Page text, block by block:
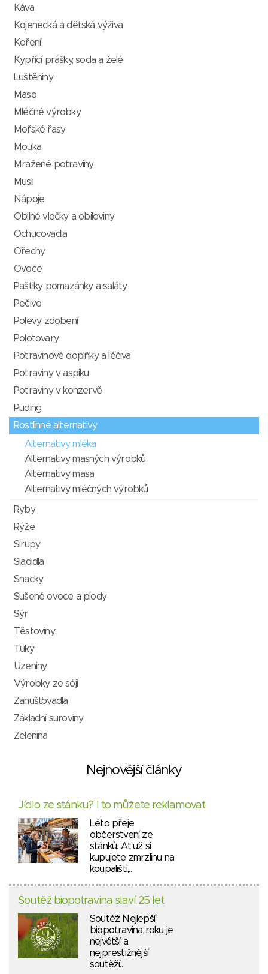
Káva
Kojenecká a dětská výživa
Koření
Kypřící prášky, soda a želé
Luštěniny
Maso
Mléčné výrobky
Mořské řasy
Mouka
Mražené potraviny
Müsli
Nápoje
Obilné vločky a obiloviny
Ochucovadla
Ořechy
Ovoce
Paštiky, pomazánky a saláty
Pečivo
Polevy, zdobení
Polotovary
Potravinové doplňky a léčiva
Potraviny v aspiku
Potraviny v konzervě
Puding
Rostlinné alternativy
Alternativy mléka
Alternativy masných výrobků
Alternativy masa
Alternativy mléčných výrobků
Ryby
Rýže
Sirupy
Sladidla
Snacky
Sušené ovoce a plody
Sýr
Těstoviny
Tuky
Uzeniny
Výrobky ze sóji
Zahušťovadla
Základní suroviny
Zelenina
Nejnovější články
Jídlo ze stánku? I to můžete reklamovat
Léto přeje
občerstvení ze
stánků. Ať už si
kupujete zmrzlinu na
koupališti,…
Soutěž biopotravina slaví 25 let
Soutěž Nejlepší
biopotravina roku je
největší a
nejprestižnější
soutěží…